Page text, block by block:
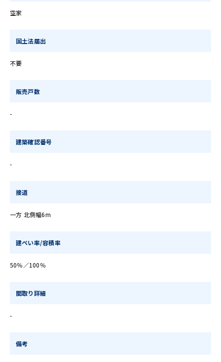
空家
国土法届出
不要
販売戸数
-
建築確認番号
-
接道
一方 北側幅6m
建ぺい率/容積率
50％／100％
間取り詳細
-
備考